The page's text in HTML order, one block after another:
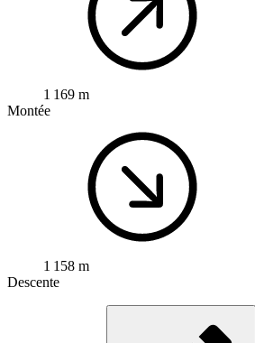
1 169 m
Montée
1 158 m
Descente